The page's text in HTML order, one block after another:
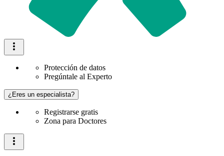
Protección de datos
Pregúntale al Experto
¿Eres un especialista?
Registrarse gratis
Zona para Doctores